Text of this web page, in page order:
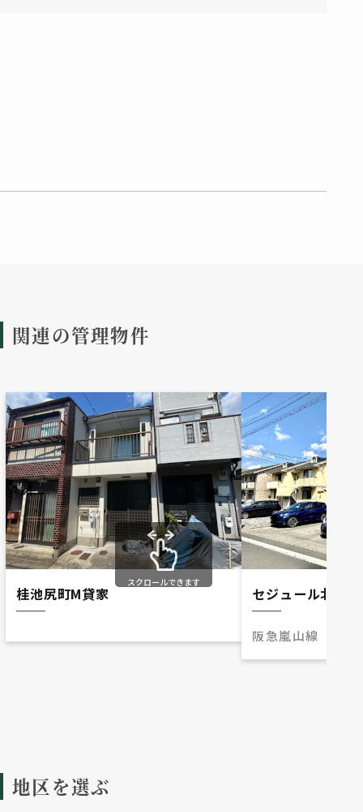
関連の管理物件
桂池尻町M貸家 セジュール北ノ口
阪急嵐山線 上
スクロールできます
地区を選ぶ